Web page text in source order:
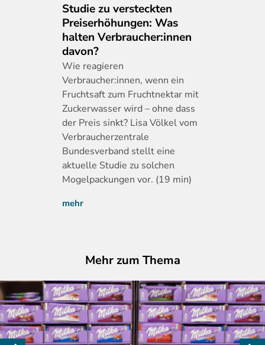
Studie zu versteckten
Preiserhöhungen: Was
halten Verbraucher:innen
davon?
Wie reagieren
Verbraucher:innen, wenn ein
Fruchtsaft zum Fruchtnektar mit
Zuckerwasser wird – ohne dass
der Preis sinkt? Lisa Völkel vom
Verbraucherzentrale
Bundesverband stellt eine
aktuelle Studie zu solchen
Mogelpackungen vor. (19 min)
mehr
Mehr zum Thema